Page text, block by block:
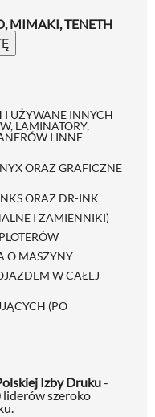
MIMAKI, TENETH
I UŻYWANE INNYCH
LAMINATORY,
I INNE
ORAZ GRAFICZNE
ORAZ DR-INK
I ZAMIENNIKI)
O MASZYNY
W CAŁEJ
(PO
Izby Druku-
liderów szeroko